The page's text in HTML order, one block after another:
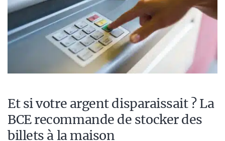
Et si votre argent disparaissait ? La
BCE recommande de stocker des
billets à la maison